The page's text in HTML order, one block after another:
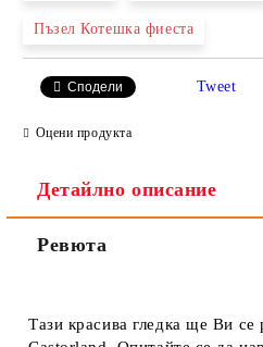
Ние ще се свържем с вас в
Пъзел Котешка фиеста
Сподели Tweet
Оцени продукта
Детайлно описание
Ревюта
Тази красива гледка ще Ви се